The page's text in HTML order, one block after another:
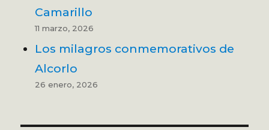
Camarillo
11 marzo, 2026
Los milagros conmemorativos de
Alcorlo
26 enero, 2026